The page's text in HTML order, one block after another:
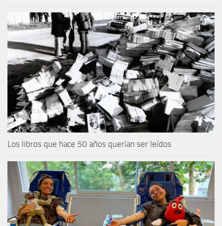
Los libros que hace 50 años querían ser leídos